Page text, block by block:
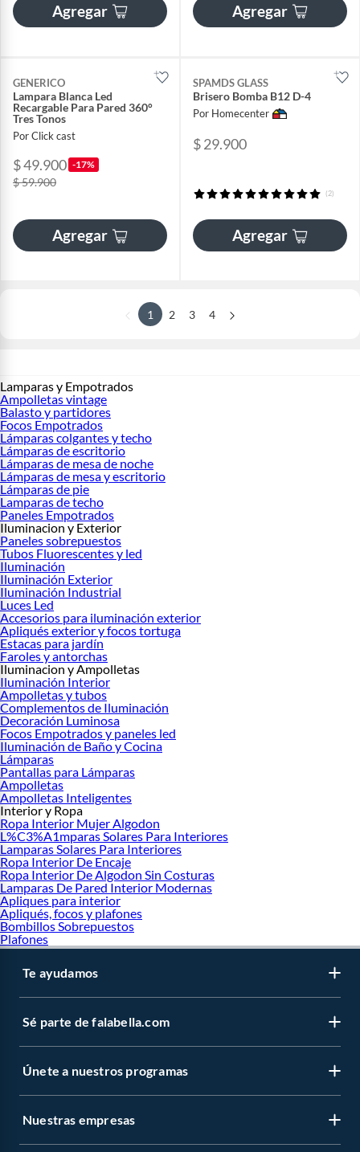
Agregar Agregar
GENERICO
Lampara Blanca Led
Recargable Para Pared 360°
Tres Tonos
Por Click cast
$ 49.900 -17%
$ 59.900
Agregar
SPAMDS GLASS
Brisero Bomba B12 D-4
Por Homecenter
$ 29.900
(2)
Agregar
1 2 3 4
Lamparas y Empotrados
Ampolletas vintage
Balasto y partidores
Focos Empotrados
Lámparas colgantes y techo
Lámparas de escritorio
Lámparas de mesa de noche
Lámparas de mesa y escritorio
Lámparas de pie
Lamparas de techo
Paneles Empotrados
Iluminacion y Exterior
Paneles sobrepuestos
Tubos Fluorescentes y led
Iluminación
Iluminación Exterior
Iluminación Industrial
Luces Led
Accesorios para iluminación exterior
Apliqués exterior y focos tortuga
Estacas para jardín
Faroles y antorchas
Iluminacion y Ampolletas
Iluminación Interior
Ampolletas y tubos
Complementos de Iluminación
Decoración Luminosa
Focos Empotrados y paneles led
Iluminación de Baño y Cocina
Lámparas
Pantallas para Lámparas
Ampolletas
Ampolletas Inteligentes
Interior y Ropa
Ropa Interior Mujer Algodon
L%C3%A1mparas Solares Para Interiores
Lamparas Solares Para Interiores
Ropa Interior De Encaje
Ropa Interior De Algodon Sin Costuras
Lamparas De Pared Interior Modernas
Apliques para interior
Apliqués, focos y plafones
Bombillos Sobrepuestos
Plafones
Te ayudamos
Sé parte de falabella.com
Únete a nuestros programas
Nuestras empresas